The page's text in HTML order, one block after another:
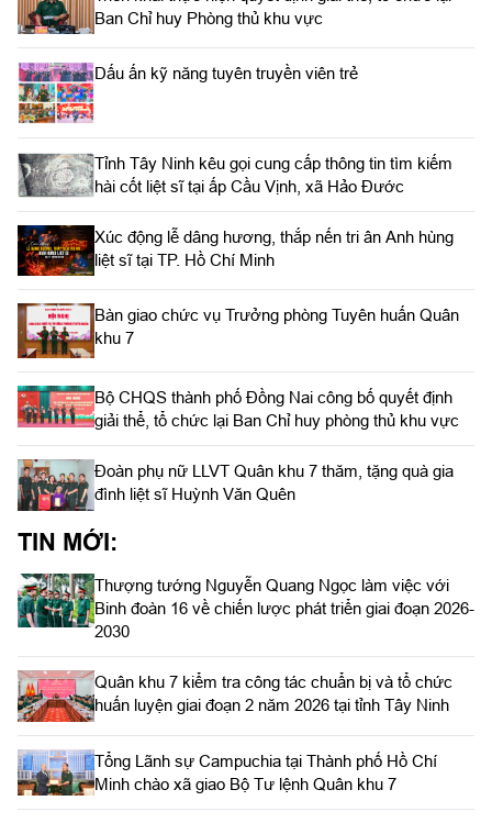
Ban Chỉ huy Phòng thủ khu vực
Dấu ấn kỹ năng tuyên truyền viên trẻ
Tỉnh Tây Ninh kêu gọi cung cấp thông tin tìm kiếm
hài cốt liệt sĩ tại ấp Cầu Vịnh, xã Hảo Đước
Xúc động lễ dâng hương, thắp nến tri ân Anh hùng
liệt sĩ tại TP. Hồ Chí Minh
Bàn giao chức vụ Trưởng phòng Tuyên huấn Quân
khu 7
Bộ CHQS thành phố Đồng Nai công bố quyết định
giải thể, tổ chức lại Ban Chỉ huy phòng thủ khu vực
Đoàn phụ nữ LLVT Quân khu 7 thăm, tặng quà gia
đình liệt sĩ Huỳnh Văn Quên
TIN MỚI:
Thượng tướng Nguyễn Quang Ngọc làm việc với
Binh đoàn 16 về chiến lược phát triển giai đoạn 2026-
2030
Quân khu 7 kiểm tra công tác chuẩn bị và tổ chức
huấn luyện giai đoạn 2 năm 2026 tại tỉnh Tây Ninh
Tổng Lãnh sự Campuchia tại Thành phố Hồ Chí
Minh chào xã giao Bộ Tư lệnh Quân khu 7